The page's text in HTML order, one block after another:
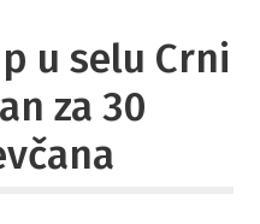
u selu Crni
za 30